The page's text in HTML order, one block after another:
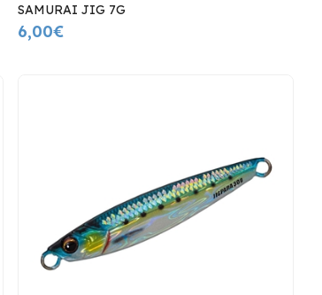
SAMURAI JIG 7G
6,00€